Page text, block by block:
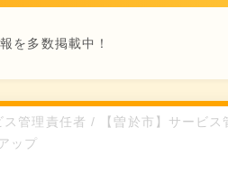
を多数掲載中！
管理責任者 / 【曽於市】サービ
ップ